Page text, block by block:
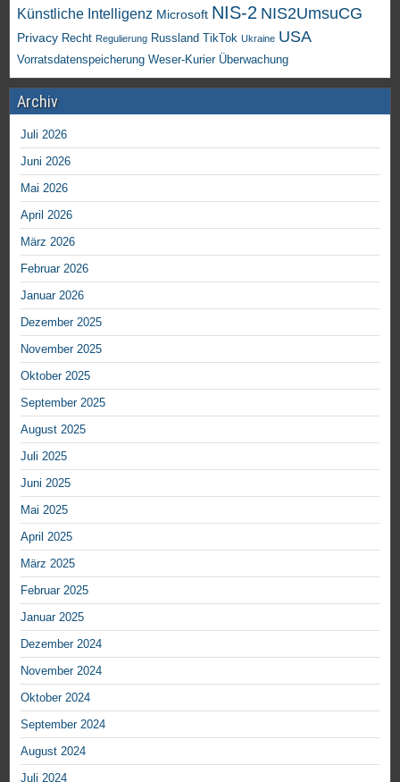
Künstliche Intelligenz Microsoft NIS-2 NIS2UmsuCG
Privacy Recht Regulierung Russland TikTok Ukraine USA
Vorratsdatenspeicherung Weser-Kurier Überwachung
Archiv
Juli 2026
Juni 2026
Mai 2026
April 2026
März 2026
Februar 2026
Januar 2026
Dezember 2025
November 2025
Oktober 2025
September 2025
August 2025
Juli 2025
Juni 2025
Mai 2025
April 2025
März 2025
Februar 2025
Januar 2025
Dezember 2024
November 2024
Oktober 2024
September 2024
August 2024
Juli 2024